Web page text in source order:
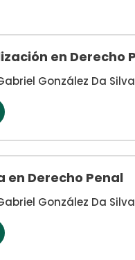
en Derecho
González Da Silva
en Derecho Penal
González Da Silva